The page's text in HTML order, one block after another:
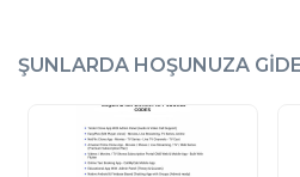
ŞUNLARDA HOŞUNUZA